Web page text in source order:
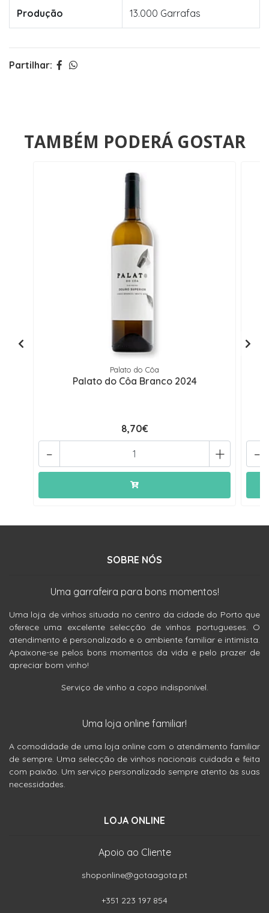
Produção 13.000 Garrafas
Partilhar:
TAMBÉM PODERÁ GOSTAR
Palato do Côa
Palato do Côa Branco 2024
8,70€
+
- -
SOBRE NÓS
Uma garrafeira para bons momentos!
Uma loja de vinhos situada no centro da cidade do Porto que
oferece uma excelente selecção de vinhos portugueses. O
atendimento é personalizado e o ambiente familiar e intimista.
Apaixone-se pelos bons momentos da vida e pelo prazer de
apreciar bom vinho!
Serviço de vinho a copo indisponível.
Uma loja online familiar!
A comodidade de uma loja online com o atendimento familiar
de sempre. Uma selecção de vinhos nacionais cuidada e feita
com paixão. Um serviço personalizado sempre atento às suas
necessidades.
LOJA ONLINE
Apoio ao Cliente
shoponline@gotaagota.pt
+351 223 197 854